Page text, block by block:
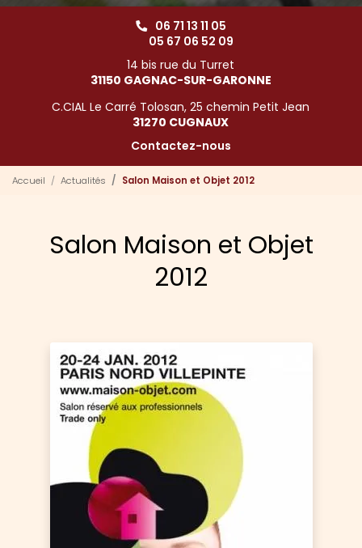
06 71 13 11 05
05 67 06 52 09
14 bis rue du Turret
31150 GAGNAC-SUR-GARONNE
C.CIAL Le Carré Tolosan, 25 chemin Petit Jean
31270 CUGNAUX
Contactez-nous
Accueil Actualités Salon Maison et Objet 2012
Salon Maison et Objet
2012